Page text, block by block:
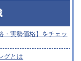
・実勢価格】をチェッ
グとは